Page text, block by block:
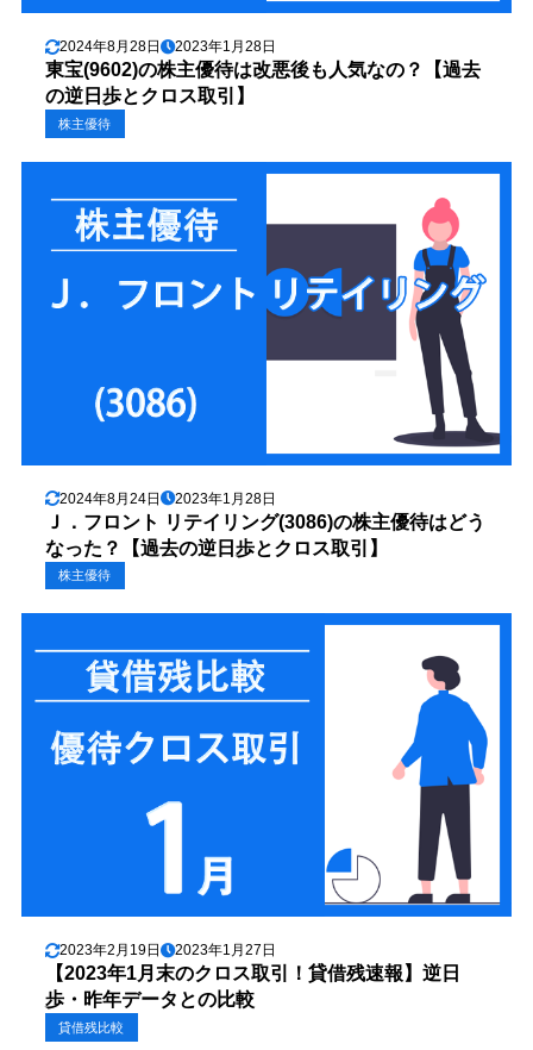
2024年8月28日 2023年1月28日
東宝(9602)の株主優待は改悪後も人気なの？【過去
の逆日歩とクロス取引】
株主優待
2024年8月24日 2023年1月28日
Ｊ．フロント リテイリング(3086)の株主優待はどう
なった？【過去の逆日歩とクロス取引】
株主優待
2023年2月19日 2023年1月27日
【2023年1月末のクロス取引！貸借残速報】逆日
歩・昨年データとの比較
貸借残比較